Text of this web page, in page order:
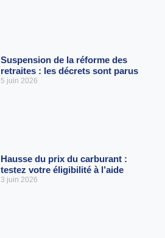
Suspension de la réforme des
retraites : les décrets sont parus
5 juin 2026
Hausse du prix du carburant :
testez votre éligibilité à l’aide
3 juin 2026